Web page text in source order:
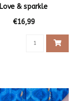
Love & sparkle
€16,99